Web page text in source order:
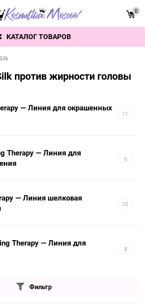
КАТАЛОГ ТОВАРОВ
0
против жирности головы
11
— Линия для окрашенных
6
Therapy — Линия для
25
— Линия шелковая
8
Therapy — Линия для
Фильтр